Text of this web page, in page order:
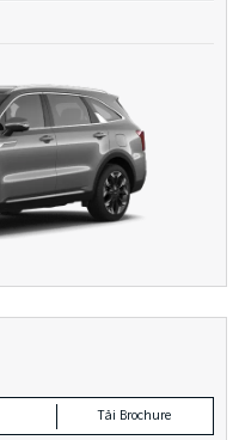
Tải Brochure